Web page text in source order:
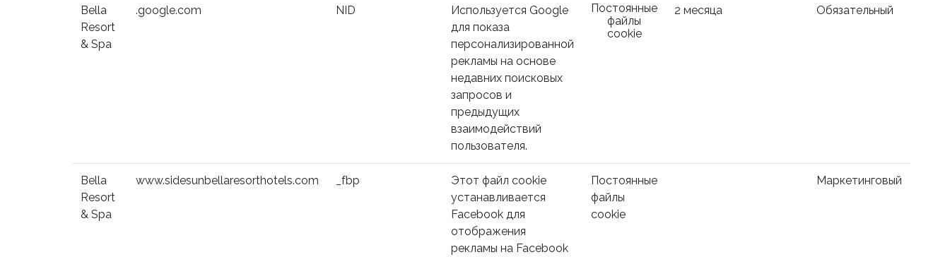
Bella
Resort
& Spa
.google.com NID
Используется Google
для показа
персонализированной
рекламы на основе
недавних поисковых
запросов и
предыдущих
взаимодействий
пользователя.
Постоянные
файлы
cookie
2 месяца Обязательный
Bella
Resort
& Spa
www.sidesunbellaresorthotels.com _fbp
Этот файл cookie
устанавливается
Facebook для
отображения
рекламы на Facebook
Постоянные
файлы
cookie
Маркетинговый